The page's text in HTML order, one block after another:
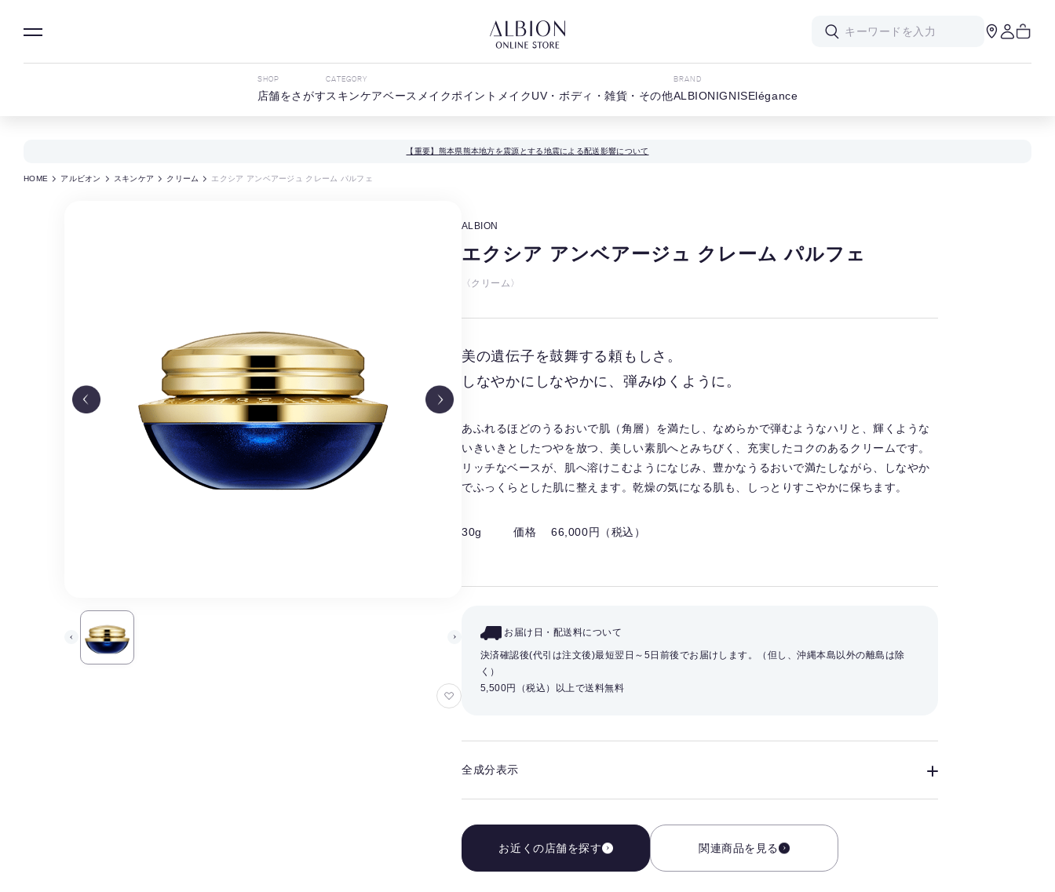
SHOP
店舗をさがす
CATEGORY
スキンケアベースメイクポイントメイクUV・ボディ・雑貨・その他
BRAND
ALBIONIGNISElégance
【重要】熊本県熊本地方を震源とする地震による配送影響について
HOME アルビオン スキンケア クリーム エクシア アンベアージュ クレーム パルフェ
お
ALBION
エクシア アンベアージュ クレーム パルフェ
〈クリーム〉
美の遺伝子を鼓舞する頼もしさ。
しなやかにしなやかに、弾みゆくように。
あふれるほどのうるおいで肌（角層）を満たし、なめらかで弾むようなハリと、輝くような
いきいきとしたつやを放つ、美しい素肌へとみちびく、充実したコクのあるクリームです。
リッチなベースが、肌へ溶けこむようになじみ、豊かなうるおいで満たしながら、しなやか
でふっくらとした肌に整えます。乾燥の気になる肌も、しっとりすこやかに保ちます。
30g 価格 66,000円（税込）
お届け日・配送料について
決済確認後(代引は注文後)最短翌日～5日前後でお届けします。（但し、沖縄本島以外の離島は除
く）
5,500円（税込）以上で送料無料
全成分表示
お近くの店舗を探す 関連商品を見る